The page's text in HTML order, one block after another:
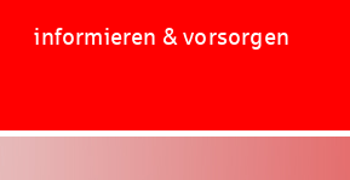
informieren & vorsorgen